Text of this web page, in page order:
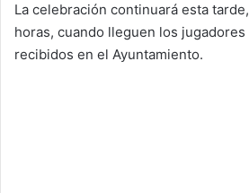
La celebración continuará esta
horas, cuando lleguen los jugadores
recibidos en el Ayuntamiento.